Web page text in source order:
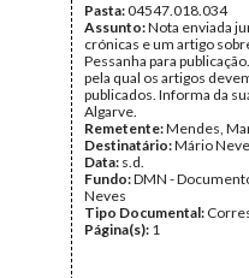
Pasta:04547.018.034
Assunto:Nota enviada
crónicas e um artigo
Pessanha para
pela qual os artigos
publicados. Informa da
Algarve.
Remetente:Mendes,
Destinatário:Mário
Data: s.d.
Fundo:DMN -
Neves
Tipo Documental:
Página(s): 1